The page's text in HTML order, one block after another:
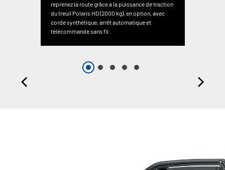
reprenez la route grâce à la puissance de traction
du treuil Polaris HD (2000 kg), en option, avec
corde synthétique, arrêt automatique et
télécommande sans fil.